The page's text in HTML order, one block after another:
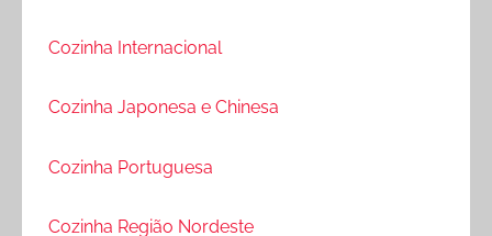
Cozinha Internacional
Cozinha Japonesa e Chinesa
Cozinha Portuguesa
Cozinha Região Nordeste